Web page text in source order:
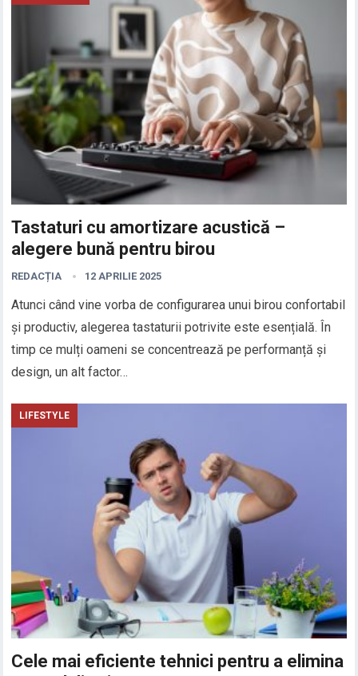
Tastaturi cu amortizare acustică –
alegere bună pentru birou
REDACȚIA 12 APRILIE 2025
Atunci când vine vorba de configurarea unui birou confortabil
și productiv, alegerea tastaturii potrivite este esențială. În
timp ce mulți oameni se concentrează pe performanță și
design, un alt factor…
LIFESTYLE
Cele mai eficiente tehnici pentru a elimina